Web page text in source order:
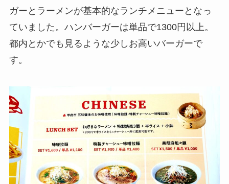
ガーとラーメンが基本的なランチメニューとなっ
ていました。ハンバーガーは単品で1300円以上。
都内とかでも見るような少しお高いバーガーで
す。